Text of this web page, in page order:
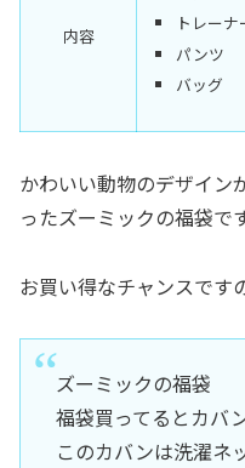
内容
トレーナ
パンツ
バッグ
かわいい動物のデザイン
ったズーミックの福袋です
お買い得なチャンスです
ズーミックの福袋
福袋買ってるとカバ
このカバンは洗濯ネ